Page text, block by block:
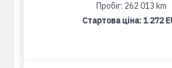
Пробіг: 262 013 km
Стартова ціна:1 272